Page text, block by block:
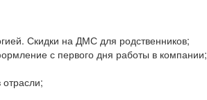
Скидки на ДМС для родственников;
с первого дня работы в компании;